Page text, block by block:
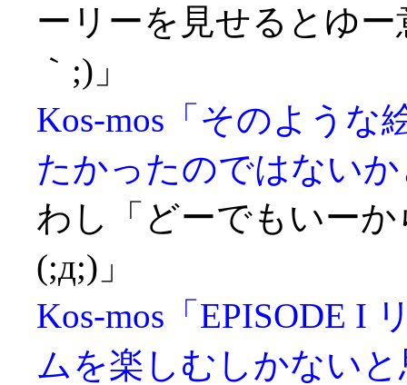
ーリーを見せるとゆ
｀;)」
Kos-mos「そのような
たかったのではない
わし「どーでもいーか
(;д;)」
Kos-mos「EPISODE I
ムを楽しむしかない